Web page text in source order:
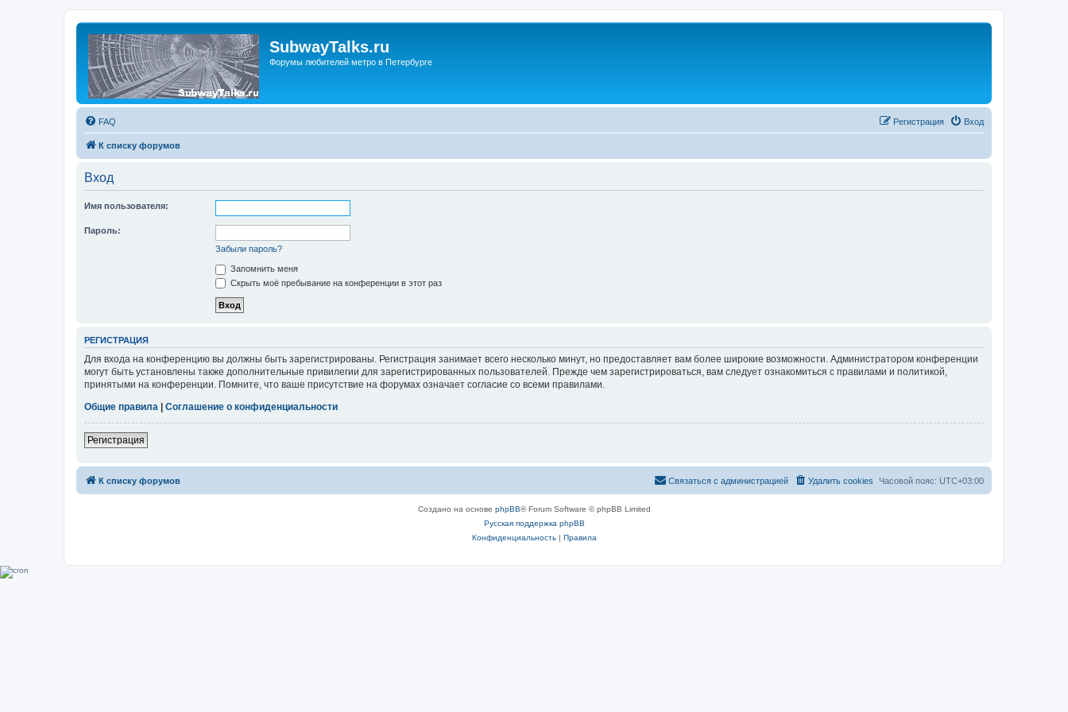
SubwayTalks.ru
Форумы любителей метро в Петербурге
FAQ Вход
Регистрация
К списку форумов
Вход
Имя пользователя:
Пароль:
Забыли пароль?
Запомнить меня
Скрыть моё пребывание на конференции в этот раз
РЕГИСТРАЦИЯ
Для входа на конференцию вы должны быть зарегистрированы. Регистрация занимает всего несколько минут, но предоставляет вам более широкие возможности. Администратором конференции
могут быть установлены также дополнительные привилегии для зарегистрированных пользователей. Прежде чем зарегистрироваться, вам следует ознакомиться с правилами и политикой,
принятыми на конференции. Помните, что ваше присутствие на форумах означает согласие со всеми правилами.
Общие правила | Соглашение о конфиденциальности
Регистрация
К списку форумов Часовой пояс: UTC+03:00
Удалить cookies
Связаться с администрацией
Создано на основе phpBB® Forum Software © phpBB Limited
Русская поддержка phpBB
Конфиденциальность| Правила